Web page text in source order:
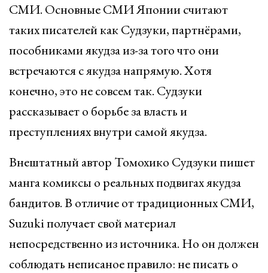
СМИ. Основные СМИ Японии считают
таких писателей как Судзуки, партнёрами,
пособниками якудза из-за того что они
встречаются с якудза напрямую. Хотя
конечно, это не совсем так. Судзуки
рассказывает о борьбе за власть и
преступлениях внутри самой якудза.
Внештатный автор Томохико Судзуки пишет
манга комиксы о реальных подвигах якудза
бандитов. В отличие от традиционных СМИ,
Suzuki получает свой материал
непосредственно из источника. Но он должен
соблюдать неписаное правило: не писать о